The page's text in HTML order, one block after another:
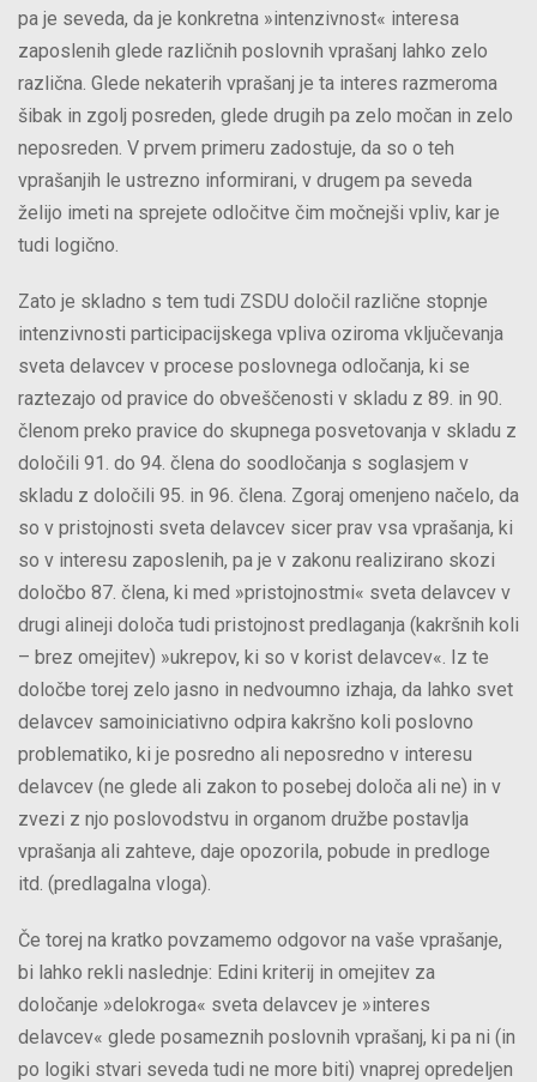
pa je seveda, da je konkretna »intenzivnost« interesa
zaposlenih glede različnih poslovnih vprašanj lahko zelo
različna. Glede nekaterih vprašanj je ta interes razmeroma
šibak in zgolj posreden, glede drugih pa zelo močan in zelo
neposreden. V prvem primeru zadostuje, da so o teh
vprašanjih le ustrezno informirani, v drugem pa seveda
želijo imeti na sprejete odločitve čim močnejši vpliv, kar je
tudi logično.
Zato je skladno s tem tudi ZSDU določil različne stopnje
intenzivnosti participacijskega vpliva oziroma vključevanja
sveta delavcev v procese poslovnega odločanja, ki se
raztezajo od pravice do obveščenosti v skladu z 89. in 90.
členom preko pravice do skupnega posvetovanja v skladu z
določili 91. do 94. člena do soodločanja s soglasjem v
skladu z določili 95. in 96. člena. Zgoraj omenjeno načelo, da
so v pristojnosti sveta delavcev sicer prav vsa vprašanja, ki
so v interesu zaposlenih, pa je v zakonu realizirano skozi
določbo 87. člena, ki med »pristojnostmi« sveta delavcev v
drugi alineji določa tudi pristojnost predlaganja (kakršnih koli
– brez omejitev) »ukrepov, ki so v korist delavcev«. Iz te
določbe torej zelo jasno in nedvoumno izhaja, da lahko svet
delavcev samoiniciativno odpira kakršno koli poslovno
problematiko, ki je posredno ali neposredno v interesu
delavcev (ne glede ali zakon to posebej določa ali ne) in v
zvezi z njo poslovodstvu in organom družbe postavlja
vprašanja ali zahteve, daje opozorila, pobude in predloge
itd. (predlagalna vloga).
Če torej na kratko povzamemo odgovor na vaše vprašanje,
bi lahko rekli naslednje: Edini kriterij in omejitev za
določanje »delokroga« sveta delavcev je »interes
delavcev« glede posameznih poslovnih vprašanj, ki pa ni (in
po logiki stvari seveda tudi ne more biti) vnaprej opredeljen